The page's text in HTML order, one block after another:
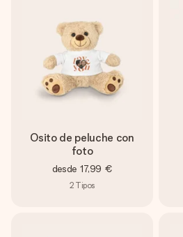
Osito de peluche con
foto
desde 17,99 €
2 Tipos